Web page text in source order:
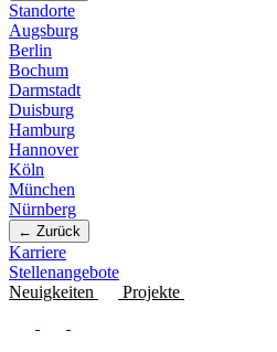
Standorte
Augsburg
Berlin
Bochum
Darmstadt
Duisburg
Hamburg
Hannover
Köln
München
Nürnberg
← Zurück
Karriere
Stellenangebote
Neuigkeiten
Projekte